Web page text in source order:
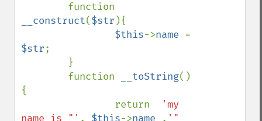
__construct($str ){
$this->name
$str;
        function
__toString()
{
                return
'my
name is "' . $this->name . '"